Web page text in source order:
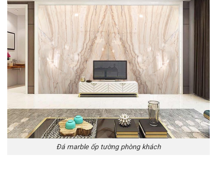
Đá marble ốp tường phòng khách